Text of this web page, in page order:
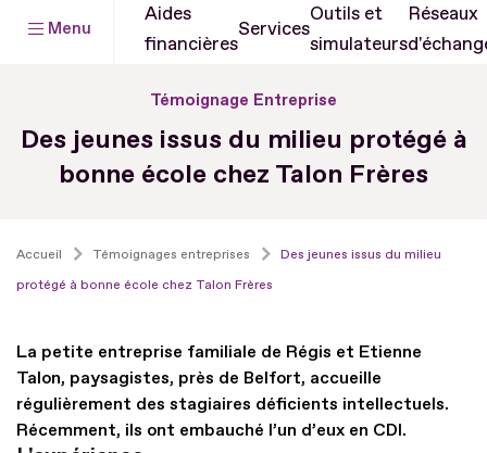
Menu
Aides
financières
Services
Outils et
simulateurs
Réseaux
Témoignage Entreprise
Des jeunes issus du milieu protégé à
bonne école chez Talon Frères
Accueil Témoignages entreprises
Des jeunes issus du milieu
protégé à bonne école chez Talon Frères
La petite entreprise familiale de Régis et Etienne
Talon, paysagistes, près de Belfort, accueille
régulièrement des stagiaires déficients intellectuels.
Récemment, ils ont embauché l’un d’eux en CDI.